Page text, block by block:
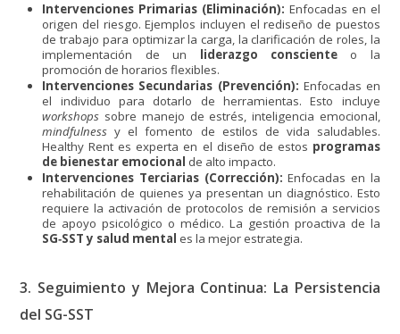
Intervenciones Primarias (Eliminación): Enfocadas en el
origen del riesgo. Ejemplos incluyen el rediseño de puestos
de trabajo para optimizar la carga, la clarificación de roles, la
implementación de un liderazgo conscienteo la
promoción de horarios flexibles.
Intervenciones Secundarias (Prevención): Enfocadas en
el individuo para dotarlo de herramientas. Esto incluye
workshops sobre manejo de estrés, inteligencia emocional,
mindfulness y el fomento de estilos de vida saludables.
Healthy Rent es experta en el diseño de estos programas
de bienestar emocional de alto impacto.
Intervenciones Terciarias (Corrección): Enfocadas en la
rehabilitación de quienes ya presentan un diagnóstico. Esto
requiere la activación de protocolos de remisión a servicios
de apoyo psicológico o médico. La gestión proactiva de la
SG‑SST y salud mental es la mejor estrategia.
3. Seguimiento y Mejora Continua: La Persistencia
del SG-SST